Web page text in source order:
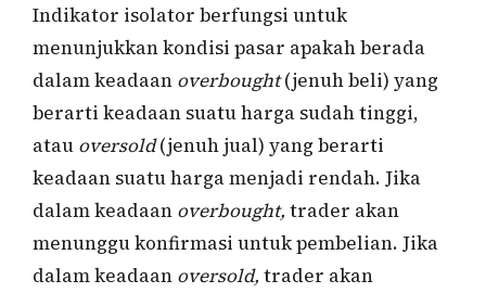
Indikator isolator berfungsi untuk
menunjukkan kondisi pasar apakah berada
dalam keadaan overbought(jenuh beli) yang
berarti keadaan suatu harga sudah tinggi,
atau oversold(jenuh jual) yang berarti
keadaan suatu harga menjadi rendah. Jika
dalam keadaan overbought, trader akan
menunggu konfirmasi untuk pembelian. Jika
dalam keadaan oversold, trader akan